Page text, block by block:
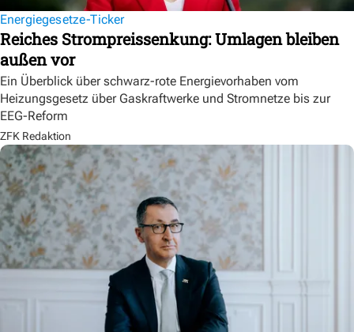
Energiegesetze-Ticker
Reiches Strompreissenkung: Umlagen bleiben
außen vor
Ein Überblick über schwarz-rote Energievorhaben vom
Heizungsgesetz über Gaskraftwerke und Stromnetze bis zur
EEG-Reform
ZFK Redaktion